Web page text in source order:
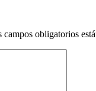
campos obligatorios